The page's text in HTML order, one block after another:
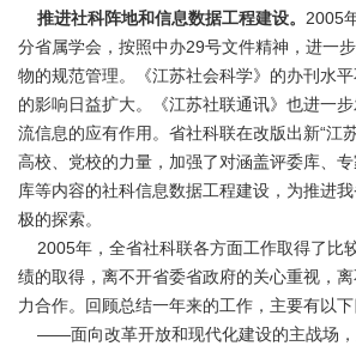
推进社科阵地和信息数据工程建设。 2005
分省属学会，按照中办29号文件精神，进一
物的规范管理。《江苏社会科学》的办刊水
的影响日益扩大。《江苏社联通讯》也进一
流信息的应有作用。省社科联在改版出新“江
高校、党校的力量，加强了对涵盖评委库、
库等内容的社科信息数据工程建设，为推进
极的探索。
2005年，全省社科联各方面工作取得了比
绩的取得，离不开省委省政府的关心重视，
力合作。回顾总结一年来的工作，主要有以下
——面向改革开放和现代化建设的主战场，